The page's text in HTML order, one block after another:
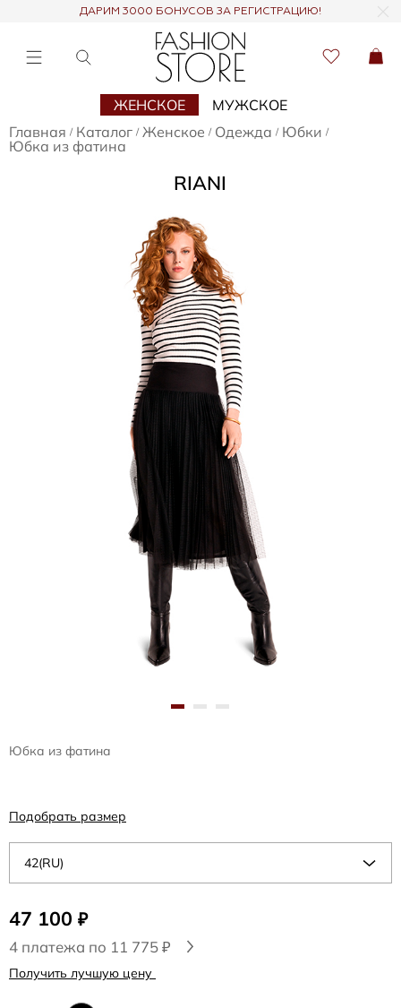
ДАРИМ 3000 БОНУСОВ ЗА РЕГИСТРАЦИЮ!
ЖЕНСКОЕ
МУЖСКОЕ
Главная / Каталог / Женское / Одежда / Юбки /
Юбка из фатина
RIANI
Юбка из фатина
47 100 ₽
4 платежа по 11 775 ₽
Получить лучшую цену
42(RU)
Подобрать размер